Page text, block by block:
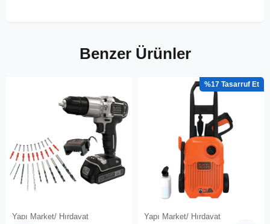
Benzer Ürünler
Yapı Market/ Hırdavat Yapı Market/ Hırdavat
%17